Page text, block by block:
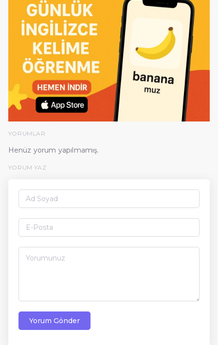
YORUMLAR
Henüz yorum yapılmamış.
YORUM YAZ
Yorum Gönder